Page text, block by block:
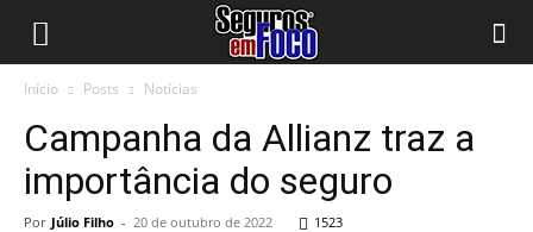
Início Posts Notícias
Campanha da Allianz traz a
importância do seguro
Por Júlio Filho - 20 de outubro de 2022 1523